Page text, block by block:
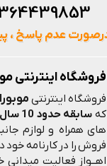
فروشگاه اینترنتی
فروشگاه اینترنتی
که سابقه حدود 10 سال فعالیت
های همراه و لوازم
فروش را در کارنامه خود
اهــواز فعالیت میدانی
عدم پاسخ ،